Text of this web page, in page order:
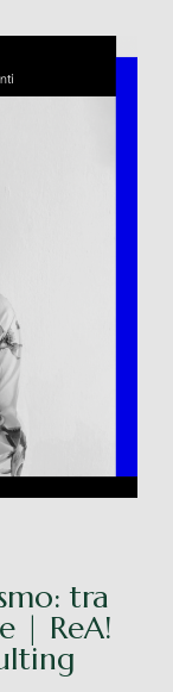
tra
| ReA!